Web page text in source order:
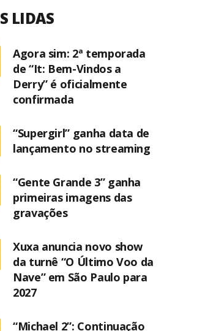
LIDAS
Agora sim: 2ª temporada
de “It: Bem-Vindos a
Derry” é oficialmente
confirmada
“Supergirl” ganha data de
lançamento no streaming
“Gente Grande 3” ganha
primeiras imagens das
gravações
Xuxa anuncia novo show
da turnê “O Último Voo da
Nave” em São Paulo para
2027
“Michael 2”: Continuação